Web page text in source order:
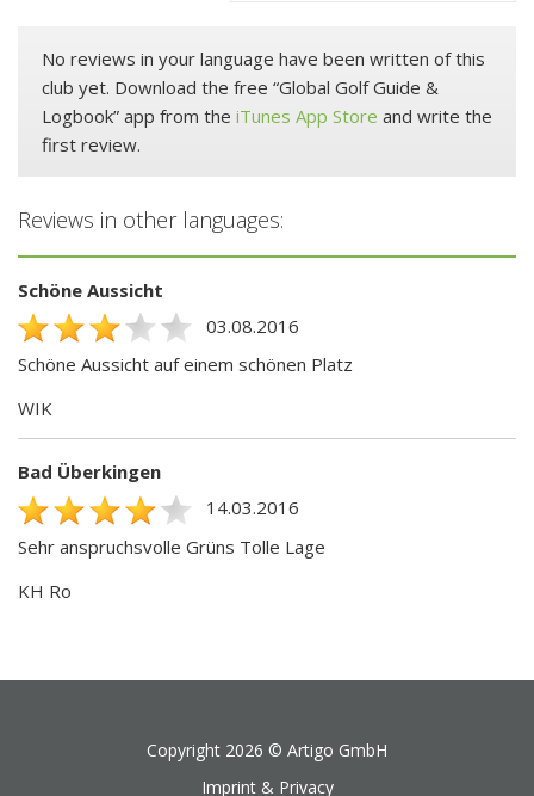
No reviews in your language have been written of this
club yet. Download the free “Global Golf Guide &
Logbook” app from the iTunes App Store and write the
first review.
Reviews in other languages:
Schöne Aussicht
03.08.2016
Schöne Aussicht auf einem schönen Platz
WIK
Bad Überkingen
14.03.2016
Sehr anspruchsvolle Grüns Tolle Lage
KH Ro
Copyright 2026 © Artigo GmbH
Imprint & Privacy